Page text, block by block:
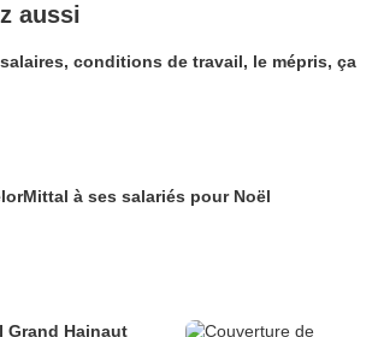
aussi
conditions de travail, le mépris, ça
à ses salariés pour Noël
Grand Hainaut